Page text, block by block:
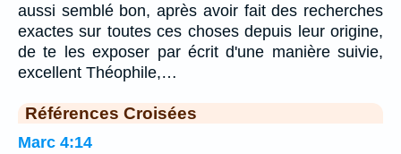
aussi semblé bon, après avoir fait des recherches
exactes sur toutes ces choses depuis leur origine,
de te les exposer par écrit d'une manière suivie,
excellent Théophile,…
Références Croisées
Marc 4:14